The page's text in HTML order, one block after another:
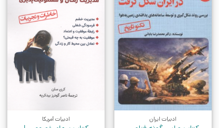
ادبیات ایران ادبیات آمریکا